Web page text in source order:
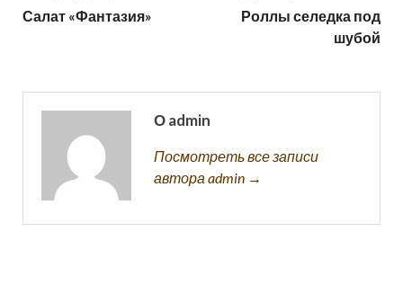
Салат «Фантазия»
Роллы селедка под
шубой
О admin
Посмотреть все записи
автора admin →